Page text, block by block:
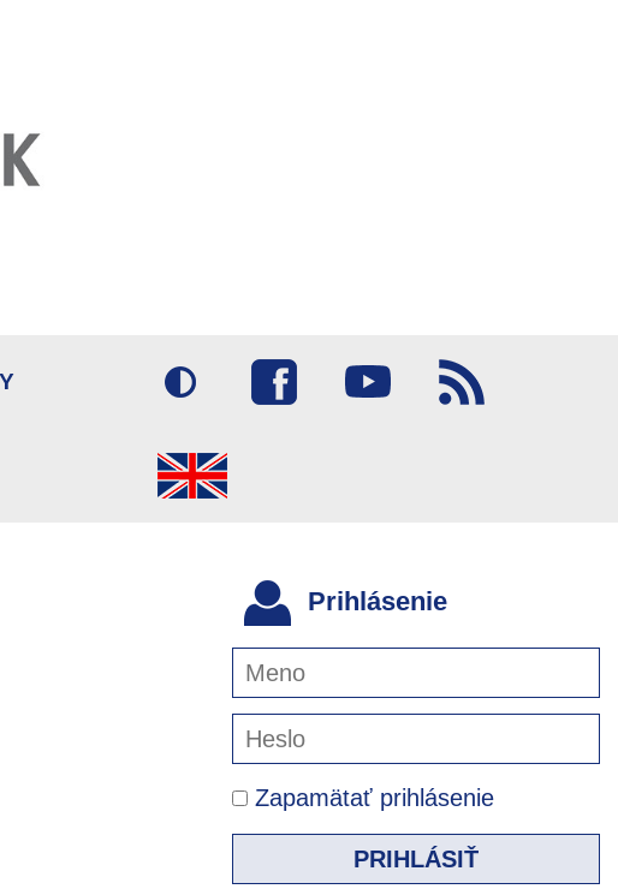
Prihlásenie
Zapamätať prihlásenie
PRIHLÁSIŤ